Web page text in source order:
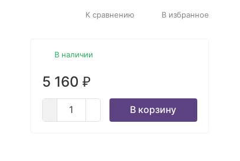
К сравнению В избранное
В наличии
5 160 ₽
В корзину